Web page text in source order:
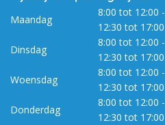
Maandag
8:00 tot 12:00 -
12:30 tot 17:00
Dinsdag
8:00 tot 12:00 -
12:30 tot 17:00
Woensdag
8:00 tot 12:00 -
12:30 tot 17:00
Donderdag
8:00 tot 12:00 -
12:30 tot 17:00